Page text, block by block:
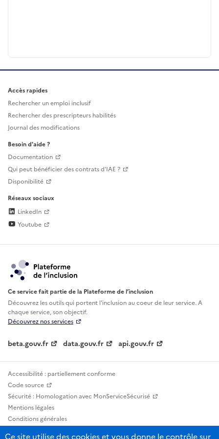
Accès rapides
Rechercher un emploi inclusif
Rechercher des prescripteurs habilités
Journal des modifications
Besoin d'aide ?
Documentation
Qui peut bénéficier des contrats d'IAE ?
Disponibilité
Réseaux sociaux
LinkedIn
Youtube
Ce service fait partie de la Plateforme de l’inclusion
Découvrez les outils qui portent l'inclusion aucoeur de leur service. A
chaque service, son objectif.
Découvrez nos services
beta.gouv.fr data.gouv.fr api.gouv.fr
Accessibilité : partiellement conforme
Code source
Sécurité : Homologation avec MonServiceSécurisé
Mentions légales
Conditions générales
Ce site utilise des cookies et vous donne le contrôle sur